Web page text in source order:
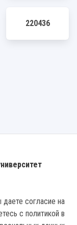
220436
согласие на
с политикой в